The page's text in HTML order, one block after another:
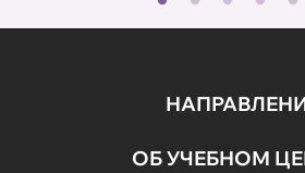
ОБ УЧЕБНОМ